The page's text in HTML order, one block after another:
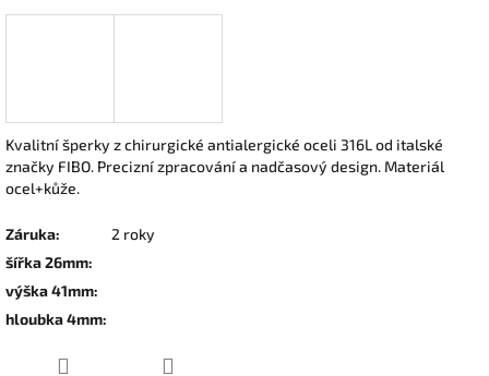
Kvalitní šperky z chirurgické antialergické oceli 316L od italské
značky FIBO. Precizní zpracování a nadčasový design. Materiál
ocel+kůže.
Záruka:
2 roky
šířka 26mm:
výška 41mm:
hloubka 4mm: